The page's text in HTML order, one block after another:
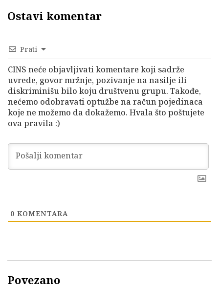
Ostavi komentar
Prati
CINS neće objavljivati komentare koji sadrže
uvrede, govor mržnje, pozivanje na nasilje ili
diskriminišu bilo koju društvenu grupu. Takođe,
nećemo odobravati optužbe na račun pojedinaca
koje ne možemo da dokažemo. Hvala što poštujete
ova pravila :)
0 KOMENTARA
Povezano